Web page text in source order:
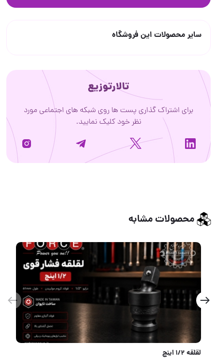
سایر محصولات این فروشگاه
تالارتوزیع
برای اشتراک گذاری پست ها روی شبکه های اجتماعی مورد
نظر خود کلیک نمایید.
محصولات مشابه
لقلقه 1/2 اینچ